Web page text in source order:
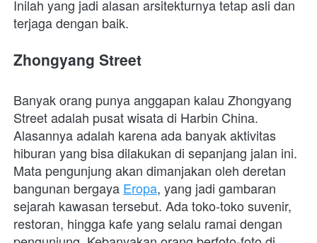
Inilah yang jadi alasan arsitekturnya tetap asli dan
terjaga dengan baik.
Zhongyang Street
Banyak orang punya anggapan kalau Zhongyang
Street adalah pusat wisata di Harbin China.
Alasannya adalah karena ada banyak aktivitas
hiburan yang bisa dilakukan di sepanjang jalan ini.
Mata pengunjung akan dimanjakan oleh deretan
bangunan bergaya Eropa, yang jadi gambaran
sejarah kawasan tersebut. Ada toko-toko suvenir,
restoran, hingga kafe yang selalu ramai dengan